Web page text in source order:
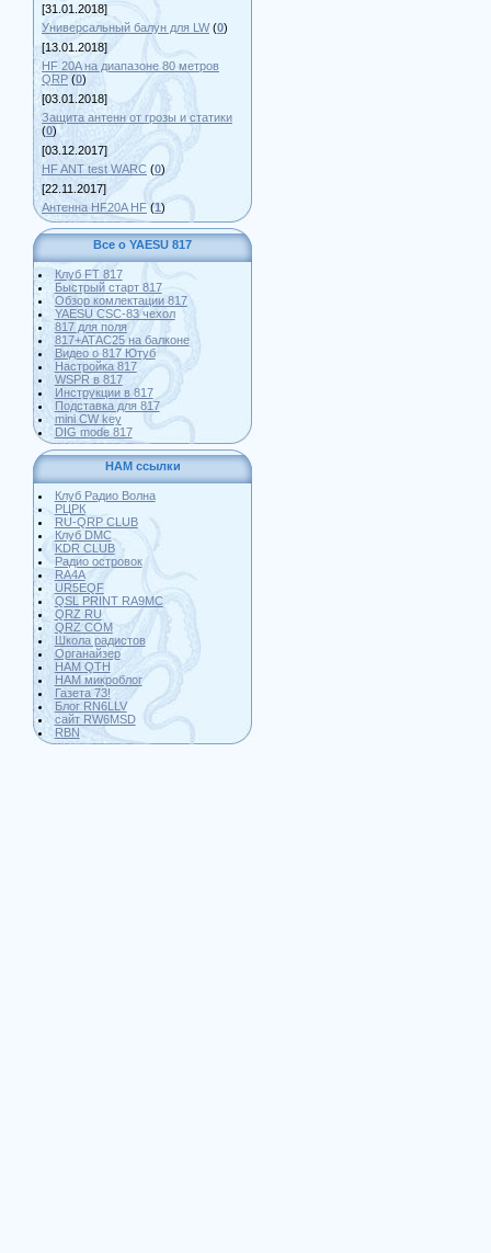
[31.01.2018]
Универсальный балун для LW (0)
[13.01.2018]
HF 20A на диапазоне 80 метров
QRP (0)
[03.01.2018]
Защита антенн от грозы и статики
(0)
[03.12.2017]
HF ANT test WARC (0)
[22.11.2017]
Антенна HF20A HF (1)
Все о YAESU 817
Клуб FT 817
Быстрый старт 817
Обзор комлектации 817
YAESU CSC-83 чехол
817 для поля
817+АТАС25 на балконе
Видео о 817 Ютуб
Настройка 817
WSPR в 817
Инструкции в 817
Подставка для 817
mini CW key
DIG mode 817
HAM ссылки
Клуб Радио Волна
РЦРК
RU-QRP CLUB
Клуб DMC
KDR CLUB
Радио островок
RA4A
UR5EQF
QSL PRINT RA9MC
QRZ RU
QRZ COM
Школа радистов
Органайзер
HAM QTH
HAM микроблог
Газета 73!
Блог RN6LLV
сайт RW6MSD
RBN